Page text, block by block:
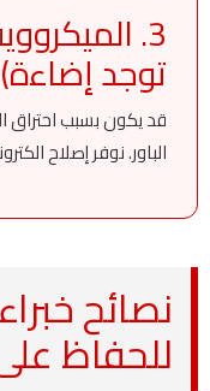
3.
توجد إضاءة)
قد يكون بسبب احتراق
الباور. نوفر إصلاح
نصائح
للحفاظ